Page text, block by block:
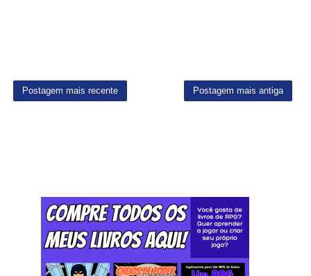
Postagem mais recente Postagem mais antiga